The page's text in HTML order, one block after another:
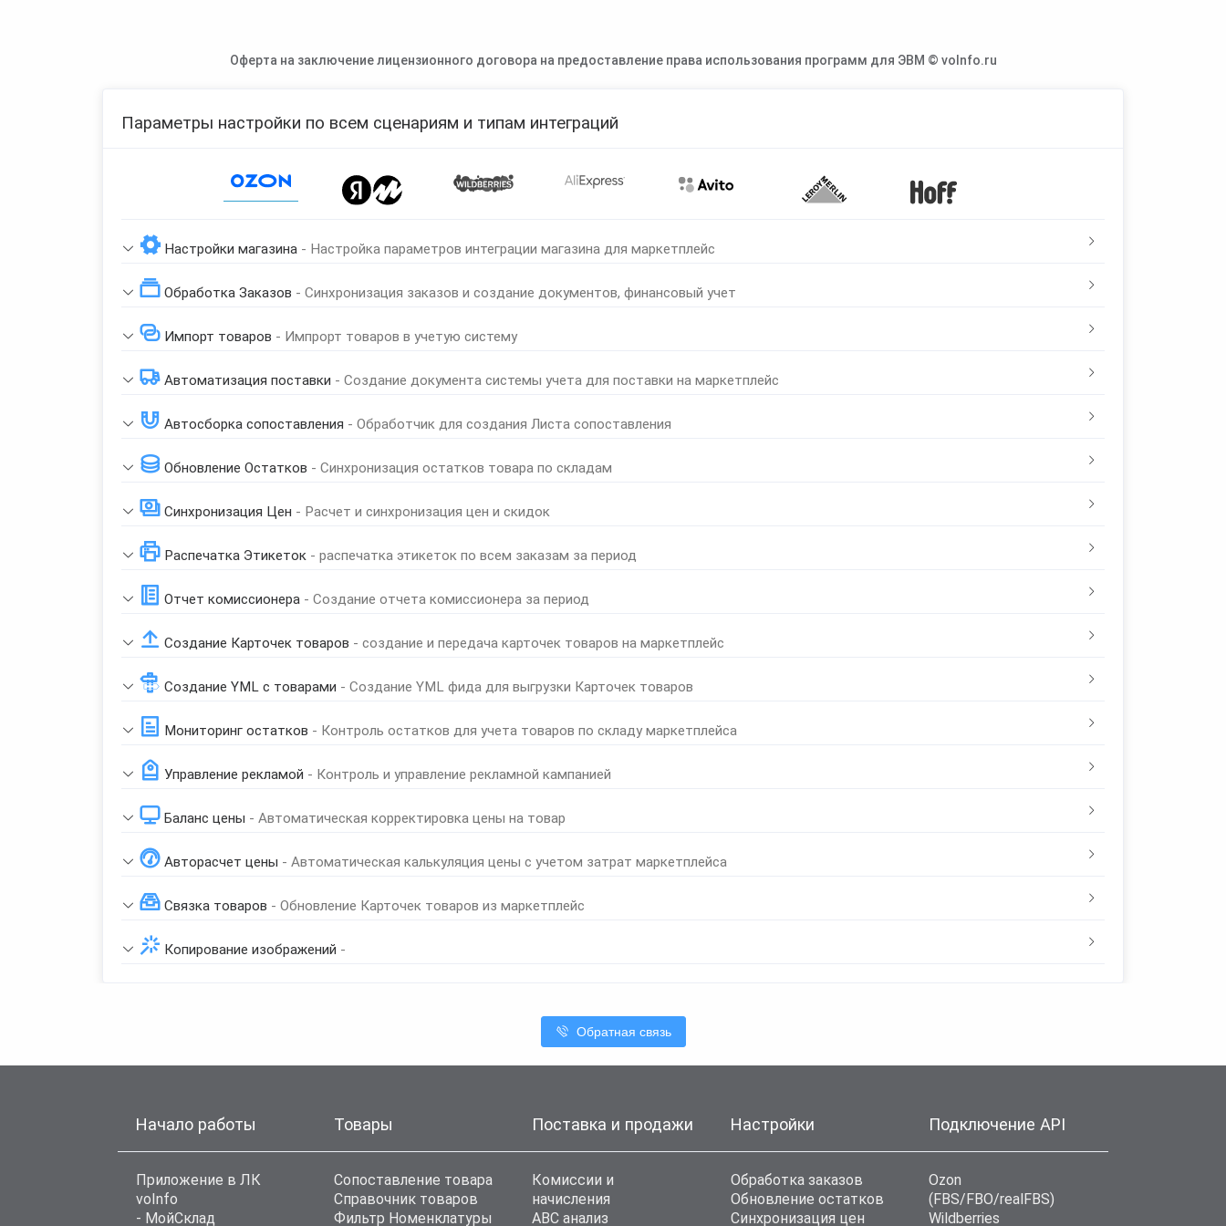
Оферта на заключение лицензионного договора на предоставление права использования программ для ЭВМ © voInfo.ru
Параметры настройки по всем сценариям и типам интеграций
Настройки магазина - Настройка параметров интеграции магазина для маркетплейс
Обработка Заказов - Синхронизация заказов и создание документов, финансовый учет
Импорт товаров - Импрорт товаров в учетую систему
Автоматизация поставки - Создание документа системы учета для поставки на маркетплейс
Автосборка сопоставления - Обработчик для создания Листа сопоставления
Обновление Остатков - Синхронизация остатков товара по складам
Синхронизация Цен - Расчет и синхронизация цен и скидок
Распечатка Этикеток - распечатка этикеток по всем заказам за период
Отчет комиссионера - Создание отчета комиссионера за период
Создание Карточек товаров - создание и передача карточек товаров на маркетплейс
Создание YML с товарами - Создание YML фида для выгрузки Карточек товаров
Мониторинг остатков - Контроль остатков для учета товаров по складу маркетплейса
Управление рекламой - Контроль и управление рекламной кампанией
Баланс цены - Автоматическая корректировка цены на товар
Авторасчет цены - Автоматическая калькуляция цены с учетом затрат маркетплейса
Связка товаров - Обновление Карточек товаров из маркетплейс
Копирование изображений -
Обратная связь
Начало работы
Приложение в ЛК
voInfo
- МойСклад
Товары
Сопоставление товара
Справочник товаров
Фильтр Номенклатуры
Поставка и продажи
Комиссии и
начисления
ABC анализ
Настройки
Обработка заказов
Обновление остатков
Синхронизация цен
Подключение API
Ozon
(FBS/FBO/realFBS)
Wildberries